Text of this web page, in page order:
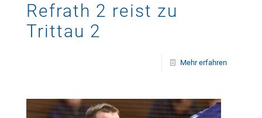
Refrath 2 reist zu
Trittau 2
Mehr erfahren